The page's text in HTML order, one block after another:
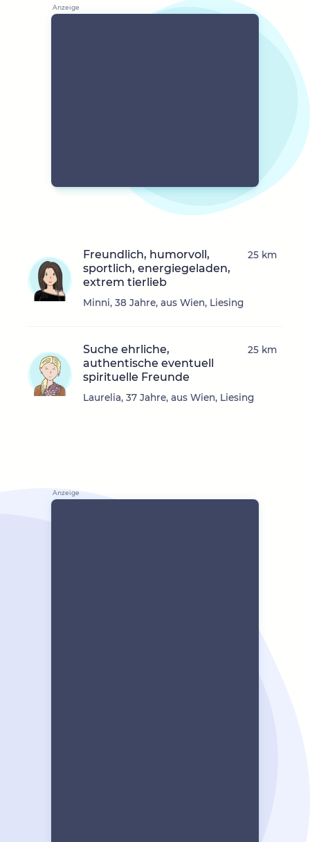
Freundlich, humorvoll,
sportlich, energiegeladen,
extrem tierlieb
Minni, 38 Jahre, aus Wien, Liesing
25 km
Suche ehrliche,
authentische eventuell
spirituelle Freunde
Laurelia, 37 Jahre, aus Wien, Liesing
25 km